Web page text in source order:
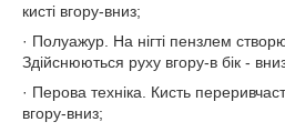
кисті вгору-вниз;
· Полуажур. На нігті пензлем
Здійснюються руху вгору-в бік -
· Перова техніка. Кисть
вгору-вниз;